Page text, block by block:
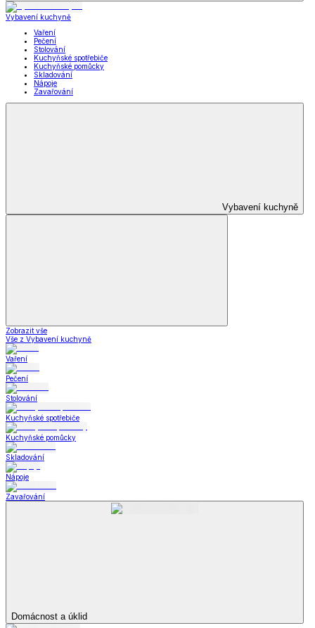
Vybavení kuchyně
Vaření
Pečení
Stolování
Kuchyňské spotřebiče
Kuchyňské pomůcky
Skladování
Nápoje
Zavařování
Vybavení kuchyně
Zobrazit vše
Vše z Vybavení kuchyně
Vaření
Pečení
Stolování
Kuchyňské spotřebiče
Kuchyňské pomůcky
Skladování
Nápoje
Zavařování
Domácnost a úklid